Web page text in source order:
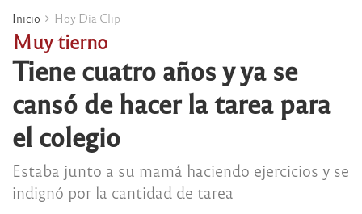
Inicio Hoy Día Clip
Muy tierno
Tiene cuatro años y ya se
cansó de hacer la tarea para
el colegio
Estaba junto a su mamá haciendo ejercicios y se
indignó por la cantidad de tarea